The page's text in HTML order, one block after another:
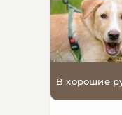
В хорошие